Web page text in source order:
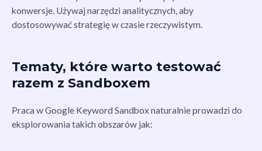
konwersje. Używaj narzędzi analitycznych, aby
dostosowywać strategię w czasie rzeczywistym.
Tematy, które warto testować
razem z Sandboxem
Praca w Google Keyword Sandbox naturalnie prowadzi do
eksplorowania takich obszarów jak: